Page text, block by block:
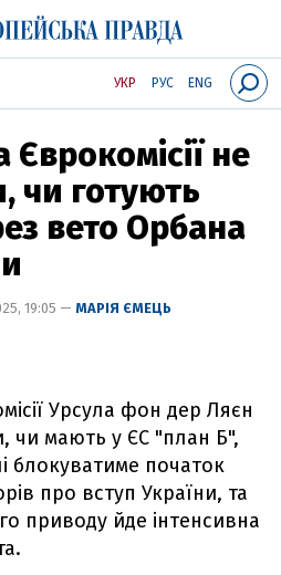
УКР РУС ENG
не
чи готують
вето Орбана
19:05 — МАРІЯ ЄМЕЦЬ
Урсула фон дер Ляєн
чи мають у ЄС "план Б",
блокуватиме початок
про вступ України, та
приводу йде інтенсивна